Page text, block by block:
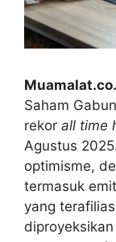
Saham
rekor all time
Agustus
optimisme,
termasuk
yang